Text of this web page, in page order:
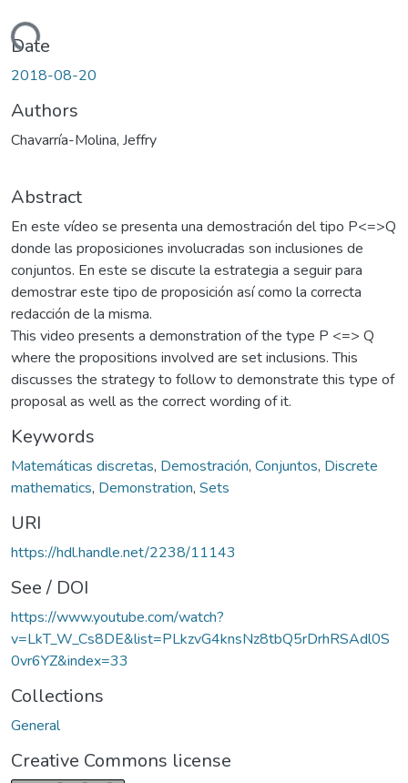
Loading...
Date
2018-08-20
Authors
Chavarría-Molina, Jeffry
Abstract
En este vídeo se presenta una demostración del tipo P<=>Q
donde las proposiciones involucradas son inclusiones de
conjuntos. En este se discute la estrategia a seguir para
demostrar este tipo de proposición así como la correcta
redacción de la misma.
This video presents a demonstration of the type P <=> Q
where the propositions involved are set inclusions. This
discusses the strategy to follow to demonstrate this type of
proposal as well as the correct wording of it.
Keywords
Matemáticas discretas, Demostración, Conjuntos, Discrete
mathematics, Demonstration, Sets
URI
https://hdl.handle.net/2238/11143
See / DOI
https://www.youtube.com/watch?
v=LkT_W_Cs8DE&list=PLkzvG4knsNz8tbQ5rDrhRSAdl0S
0vr6YZ&index=33
Collections
General
Creative Commons license